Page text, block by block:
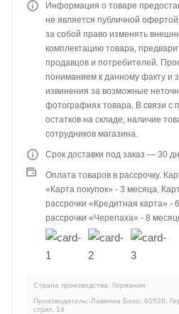
Информация о товаре
не является публичной
за собой право изменять
комплектацию товара,
продавцов и потребителей.
пониманием к данному факту и
извинения за возможные
фотографиях товара. В связи с
остатков на складе, наличие
сотрудников магазина.
Срок доставки под заказ — 30
Оплата товаров в рассрочку.
«Карта покупок» - 3 месяца,
рассрочки «Кредитная карта» -
рассрочки «Черепаха» - 8
Страна производства: Германия
Производитель: Лавиниа Бохо, 60528,
стрит, 14